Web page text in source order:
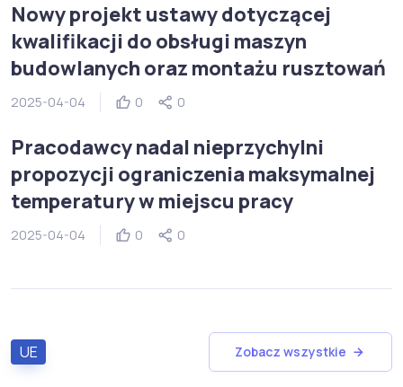
Nowy projekt ustawy dotyczącej
kwalifikacji do obsługi maszyn
budowlanych oraz montażu rusztowań
2025-04-04 0 0
Pracodawcy nadal nieprzychylni
propozycji ograniczenia maksymalnej
temperatury w miejscu pracy
2025-04-04 0 0
UE Zobacz wszystkie